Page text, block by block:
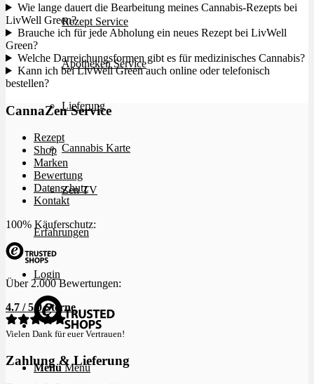
Rezept Service
Apotheken Service
Lieferung
Cannabis Karte
Zen TV
Erfahrungen
Login
Menü Menü
Wie lange dauert die Bearbeitung meines Cannabis-Rezepts bei
LivWell Green?
Brauche ich für jede Abholung ein neues Rezept bei LivWell
Green?
Welche Darreichungsformen gibt es für medizinisches Cannabis?
Kann ich bei LivWell Green auch online oder telefonisch
bestellen?
CannaZen Service
Rezept
Shop
Marken
Bewertung
Datenschutz
Kontakt
100% Käuferschutz:
Über 2.000 Bewertungen:
4.7 / 5.0 Sterne
Vielen Dank für euer Vertrauen!
Zahlung & Lieferung